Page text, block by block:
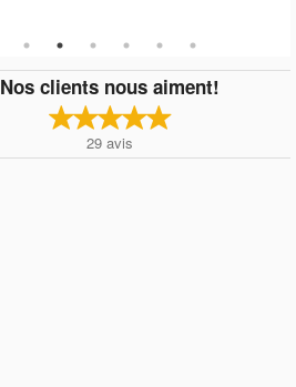
Nos clients nous aiment!
29 avis